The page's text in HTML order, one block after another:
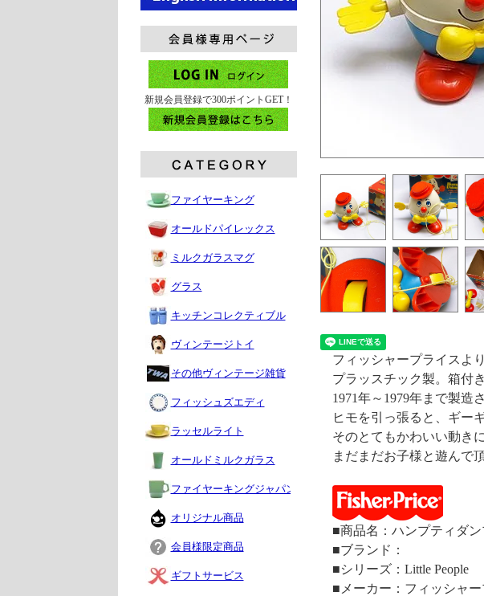
新規会員登録で300ポイントGET！
ファイヤーキング
オールドパイレックス
ミルクガラスマグ
グラス
キッチンコレクティブル
ヴィンテージトイ
その他ヴィンテージ雑貨
フィッシュズエディ
ラッセルライト
オールドミルクガラス
ファイヤーキングジャパン
オリジナル商品
会員様限定商品
ギフトサービス
フィッシャープライスよ
プラッスチック製。箱付き
1971年～1979年まで製造
ヒモを引っ張ると、ギー
そのとてもかわいい動き
まだまだお子様と遊んで
■商品名：ハンプティダ
■ブランド：
■シリーズ：Little People
■メーカー：フィッシャ